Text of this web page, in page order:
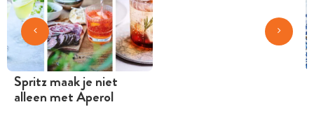
Spritz maak je niet
alleen met Aperol